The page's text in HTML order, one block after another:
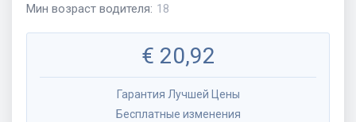
Мин возраст водителя: 18
€ 20,92
Гарантия Лучшей Цены
Бесплатные изменения